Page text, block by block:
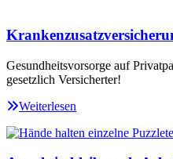
Gesundheitsvorsorge auf
gesetzlich Versicherter!
Weiterlesen